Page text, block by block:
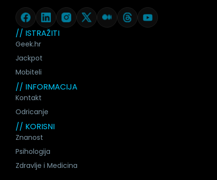
// ISTRAŽITI
Geek.hr
Jackpot
Mobiteli
// INFORMACIJA
Kontakt
Odricanje
// KORISNI
Znanost
Psihologija
Zdravlje i Medicina